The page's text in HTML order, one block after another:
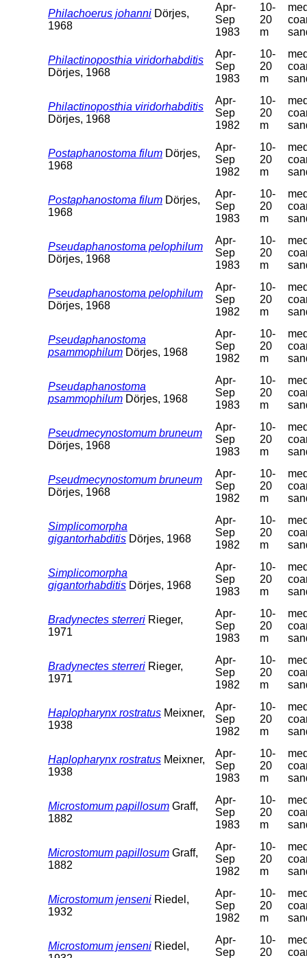
Philachoerus johanni Dörjes,
1968
Apr-
Sep
1983
10-
20
m
Philactinoposthia viridorhabditis
Dörjes, 1968
Apr-
Sep
1983
10-
20
m
Philactinoposthia viridorhabditis
Dörjes, 1968
Apr-
Sep
1982
10-
20
m
Postaphanostoma filum Dörjes,
1968
Apr-
Sep
1982
10-
20
m
Postaphanostoma filum Dörjes,
1968
Apr-
Sep
1983
10-
20
m
Pseudaphanostoma pelophilum
Dörjes, 1968
Apr-
Sep
1983
10-
20
m
Pseudaphanostoma pelophilum
Dörjes, 1968
Apr-
Sep
1982
10-
20
m
Pseudaphanostoma
psammophilum Dörjes, 1968
Apr-
Sep
1982
10-
20
m
Pseudaphanostoma
psammophilum Dörjes, 1968
Apr-
Sep
1983
10-
20
m
Pseudmecynostomum bruneum
Dörjes, 1968
Apr-
Sep
1983
10-
20
m
Pseudmecynostomum bruneum
Dörjes, 1968
Apr-
Sep
1982
10-
20
m
Simplicomorpha
gigantorhabditis Dörjes, 1968
Apr-
Sep
1982
10-
20
m
Simplicomorpha
gigantorhabditis Dörjes, 1968
Apr-
Sep
1983
10-
20
m
Bradynectes sterreri Rieger,
1971
Apr-
Sep
1983
10-
20
m
Bradynectes sterreri Rieger,
1971
Apr-
Sep
1982
10-
20
m
Haplopharynx rostratus Meixner,
1938
Apr-
Sep
1982
10-
20
m
Haplopharynx rostratus Meixner,
1938
Apr-
Sep
1983
10-
20
m
Microstomum papillosum Graff,
1882
Apr-
Sep
1983
10-
20
m
Microstomum papillosum Graff,
1882
Apr-
Sep
1982
10-
20
m
Microstomum jenseni Riedel,
1932
Apr-
Sep
1982
10-
20
m
Microstomum jenseni Riedel,
Apr-
Sep
10-
20